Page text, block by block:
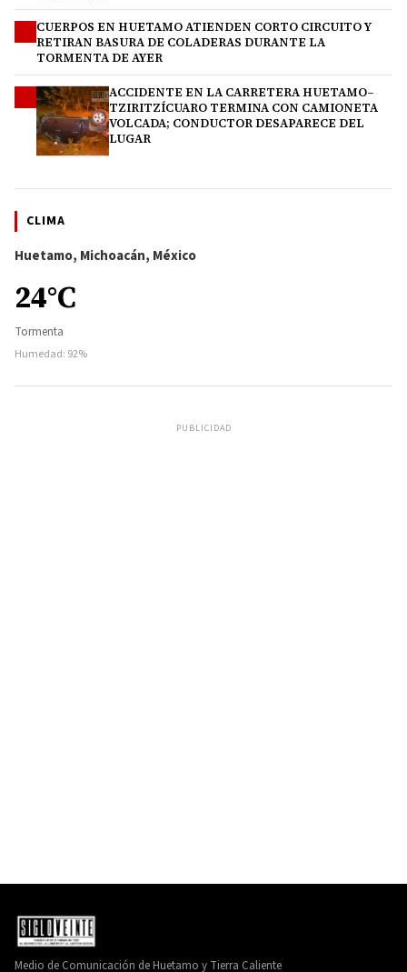
CUERPOS EN HUETAMO ATIENDEN CORTO CIRCUITO Y
RETIRAN BASURA DE COLADERAS DURANTE LA
TORMENTA DE AYER
ACCIDENTE EN LA CARRETERA HUETAMO–
TZIRITZÍCUARO TERMINA CON CAMIONETA
VOLCADA; CONDUCTOR DESAPARECE DEL
LUGAR
CLIMA
Huetamo, Michoacán, México
24°C
Tormenta
Humedad: 92%
PUBLICIDAD
Medio de Comunicación de Huetamo y Tierra Caliente